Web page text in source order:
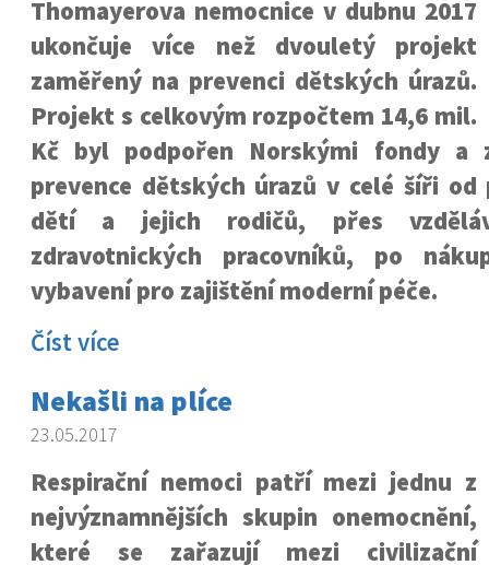
Thomayerova nemocnice v dubnu 2017
ukončuje více než dvouletý projekt
zaměřený na prevenci dětských úrazů.
Projekt s celkovým rozpočtem 14,6 mil.
Kč byl podpořen Norskými fondy a
prevence dětských úrazů v celé šíři
dětí a jejich rodičů, přes
zdravotnických pracovníků, po
vybavení pro zajištění moderní péče.
Číst více
Nekašli na plíce
23.05.2017
Respirační nemoci patří mezi jednu z
nejvýznamnějších skupin onemocnění,
které se zařazují mezi civilizační